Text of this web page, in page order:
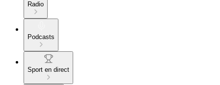
Radio
Podcasts
Sport en direct